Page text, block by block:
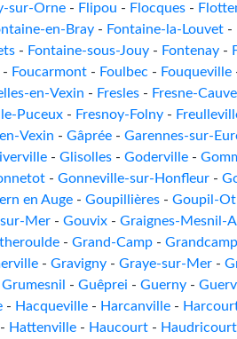
sur-Orne - Flipou - Flocques -
en-Bray - Fontaine-la-Louvet -
- Fontaine-sous-Jouy - Fontenay -
- Foucarmont - Foulbec - Fouqueville
en-Vexin - Fresles - Fresne-
le-Puceux - Fresnoy-Folny -
Vexin - Gâprée - Garennes-sur-
- Glisolles - Goderville -
- Gonneville-sur-Honfleur -
en Auge - Goupillières - Goupil-
Mer - Gouvix - Graignes-Mesnil-
- Grand-Camp -
- Gravigny - Graye-sur-Mer -
Grumesnil - Guêprei - Guerny -
- Hacqueville - Harcanville -
- Hattenville - Haucourt - Haudricourt